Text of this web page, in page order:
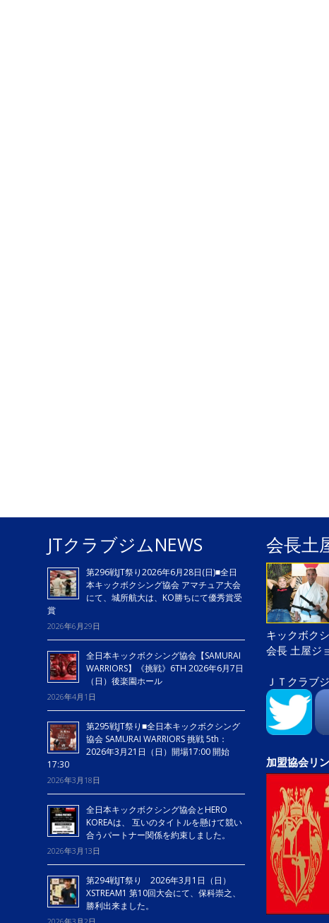
JTクラブジムNEWS
第296戦JT祭り2026年6月28日(日)■全日
本キックボクシング協会 アマチュア大会
にて、城所航大は、KO勝ちにて優秀賞受
賞
2026年6月29日
全日本キックボクシング協会【SAMURAI
WARRIORS】《挑戦》6TH 2026年6月7日
（日）後楽園ホール
2026年4月1日
第295戦JT祭り■全日本キックボクシング
協会 SAMURAI WARRIORS 挑戦 5th：
2026年3月21日（日）開場17:00 開始
17:30
2026年3月18日
全日本キックボクシング協会とHERO
KOREAは、 互いのタイトルを懸けて競い
合うパートナー関係を約束しました。
2026年3月13日
第294戦JT祭り 2026年3月1日（日）
XSTREAM1 第10回大会にて、保科崇之、
勝利出来ました。
会長土
キックボク
会長 土屋ジ
ＪＴクラブ
加盟協会リ